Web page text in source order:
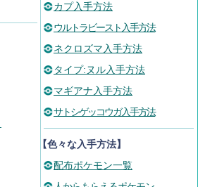
カプ入手方法
ウルトラビースト入手方法
ネクロズマ入手方法
タイプ:ヌル入手方法
マギアナ入手方法
サトシゲッコウガ入手方法
【色々な入手方法】
配布ポケモン一覧